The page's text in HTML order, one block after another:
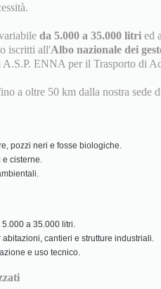
da 5.000 a 35.000 litri ed
iscritti all'Albo nazionale dei
ENNA per il Trasporto di
a oltre 50 km dalla nostra sede
pozzi neri e fosse biologiche.
e cisterne.
a 35.000 litri.
cantieri e strutture industriali.
e uso tecnico.